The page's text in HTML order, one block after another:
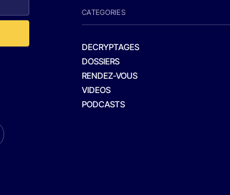
CATEGORIES
DECRYPTAGES
DOSSIERS
RENDEZ-VOUS
VIDEOS
PODCASTS